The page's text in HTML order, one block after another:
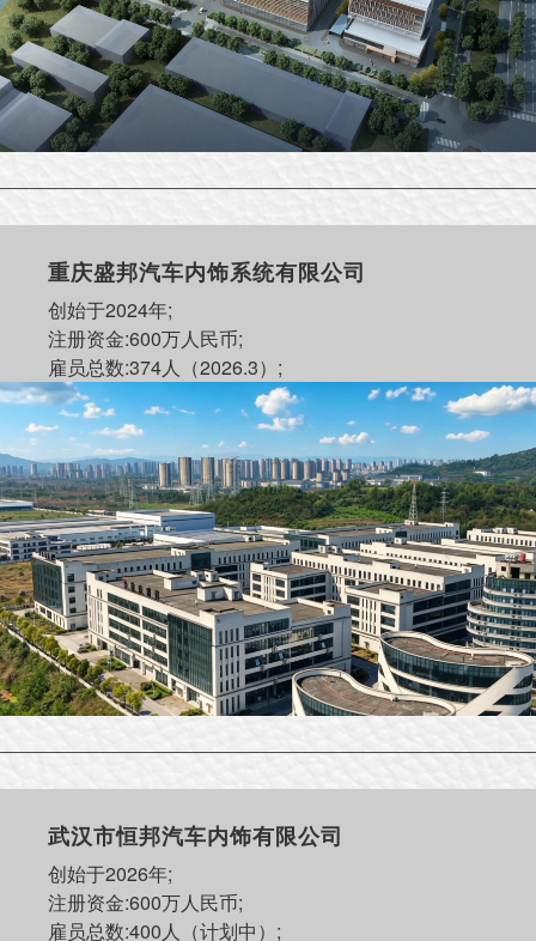
重庆盛邦汽车内饰系统有限公司
创始于2024年;
注册资金:600万人民币;
雇员总数:374人（2026.3）;
武汉市恒邦汽车内饰有限公司
创始于2026年;
注册资金:600万人民币;
雇员总数:400人（计划中）;